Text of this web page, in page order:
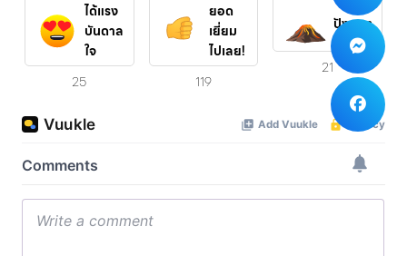
ได้แรง
บันดาล
ใจ
25
ยอด
เยี่ยม
ไปเลย!
119
ปังสุดๆ
21